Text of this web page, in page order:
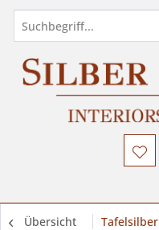
Übersicht Tafelsilber